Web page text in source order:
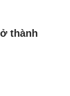
thành